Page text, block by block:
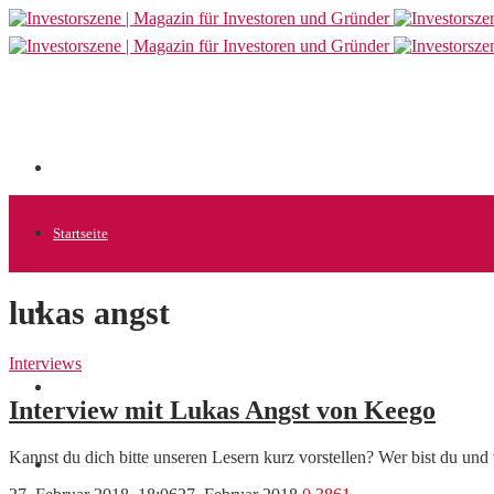
Startseite
Allgemein
News
lukas angst
Interviews
Interview mit Lukas Angst von Keego
Kannst du dich bitte unseren Lesern kurz vorstellen? Wer bist du